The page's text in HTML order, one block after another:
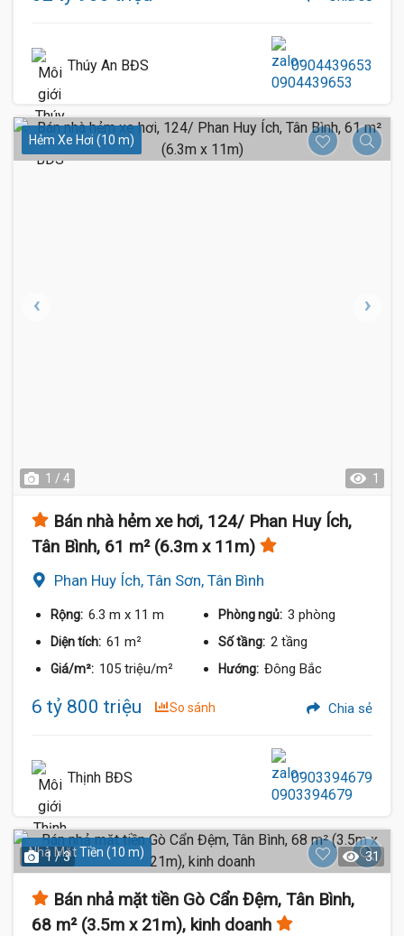
Thúy An BĐS 0904439653
Hẻm Xe Hơi (10 m)
1 / 4 1
Bán nhà hẻm xe hơi, 124/ Phan Huy Ích,
Tân Bình, 61 m² (6.3m x 11m)
Phan Huy Ích, Tân Sơn, Tân Bình
Rộng: 6.3 m x 11 m Phòng ngủ: 3 phòng
Diện tích: 61 m² Số tầng: 2 tầng
Giá/m²: 105 triệu/m² Hướng: Đông Bắc
6 tỷ 800 triệu So sánh Chia sẻ
Thịnh BĐS 0903394679
Nhà Mặt Tiền (10 m)
1 / 3 31
Bán nhả mặt tiền Gò Cẩn Đệm, Tân Bình,
68 m² (3.5m x 21m), kinh doanh